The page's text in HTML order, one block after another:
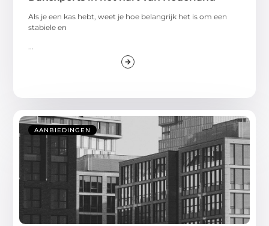
Als je een kas hebt, weet je hoe belangrijk het is om een
stabiele en
...
AANBIEDINGEN